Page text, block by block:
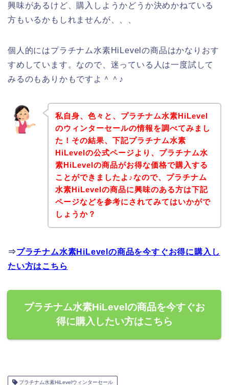
興味があるけど、購入しようかどうか決めかねている
方もいるかもしれませんが、、、
個人的にはプラチナム水素HiLevelの商品はかなりおす
すめしています。なので、迷っている人は一度試して
みるのもありかもですよ＾＾♪
私自身、色々と、プラチナム水素HiLevel
のウィンターセールの情報を調べてみまし
た！その結果、下記プラチナム水素
HiLevelの公式ページより、プラチナム水
素HiLevelの商品がお得な価格で購入する
ことができましたよ♪なので、プラチナム
水素HiLevelの商品に興味のある方は下記
ページなどを参考にされてみてはいかがで
しょうか？
⇒プラチナム水素HiLevelの商品を今すぐお得に購入し
たい方はこちら
プラチナム水素HiLevelの商品を今すぐお
得に購入したい方はこちら
プラチナム水素HiLevelウィンターセール